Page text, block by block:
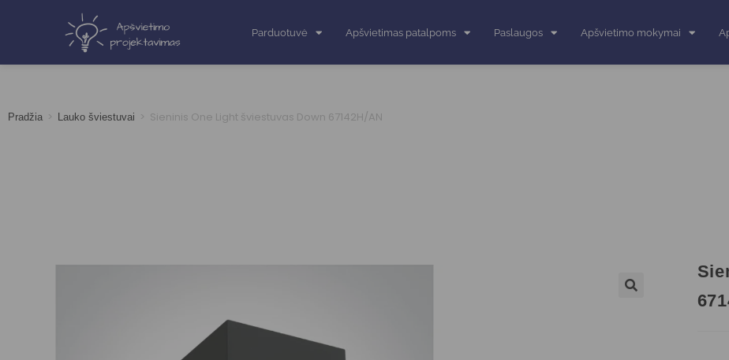
Parduotuvė Apšvietimas patalpoms Paslaugos Apšvietimo mokymai
Pradžia > Lauko šviestuvai > Sieninis One Light šviestuvas Down 67142H/AN